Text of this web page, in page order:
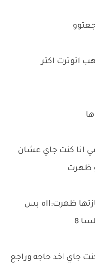
اتوترت اكتر
انا كنت جاي عشان
ظهرت
ظهرت:ااه بس
كنت جاي اخد حاجه وراجع